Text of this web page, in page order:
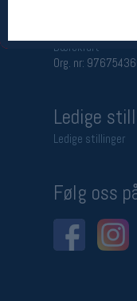
Bærekraft
Org. nr:
Ledige
Ledige stillinger
Følg oss